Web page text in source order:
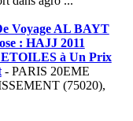
Voyage AL BAYT
: HAJJ 2011
à Un Prix
- PARIS 20EME
(75020),